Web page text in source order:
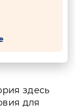
здесь
для